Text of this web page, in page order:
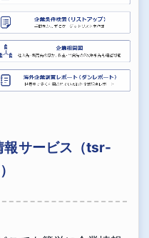
報サービス（tsr-